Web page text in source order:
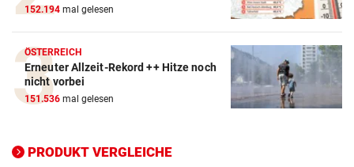
152.194 mal gelesen
ÖSTERREICH
Erneuter Allzeit-Rekord ++ Hitze noch
nicht vorbei
151.536 mal gelesen
PRODUKT VERGLEICHE